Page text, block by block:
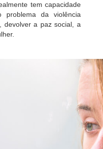
tem capacidade
da violência
devolver a paz social, a